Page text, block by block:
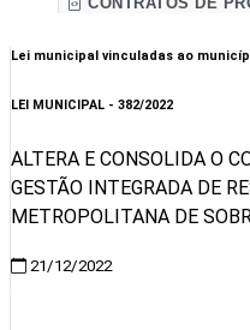
Lei municipal vinculadas ao
LEI MUNICIPAL - 382/2022
ALTERA E CONSOLIDA O
GESTÃO INTEGRADA DE
METROPOLITANA DE
21/12/2022